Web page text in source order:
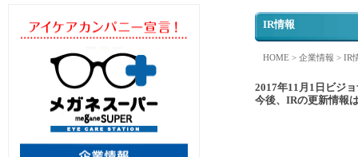
IR情報
HOME > 企業情報 > IR
2017年11月1日ビジ
今後、IRの更新情報